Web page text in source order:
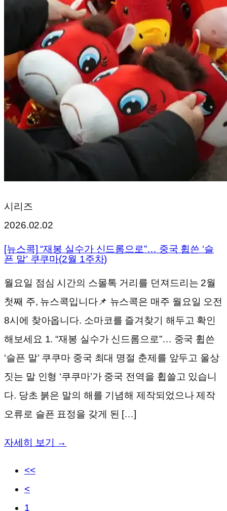
시리즈
2026.02.02
[뉴스콕] “재봉 실수가 신드롬으로”… 중국 휩쓴 ‘슬
픈 말’ 쿠쿠마(2월 1주차)
월요일 점심 시간의 스몰톡 거리를 던져드리는 2월
첫째 주, 뉴스콕입니다📌 뉴스콕은 매주 월요일 오전
8시에 찾아옵니다. 소마코를 즐겨찾기 해두고 확인
해보세요 1. “재봉 실수가 신드롬으로”… 중국 휩쓴
‘슬픈 말’ 쿠쿠마 중국 최대 명절 춘제를 앞두고 울상
짓는 말 인형 ‘쿠쿠마’가 중국 전역을 휩쓸고 있습니
다. 당초 붉은 말의 해를 기념해 제작되었으나 제작
오류로 슬픈 표정을 갖게 된 […]
자세히 보기 →
<<
<
1